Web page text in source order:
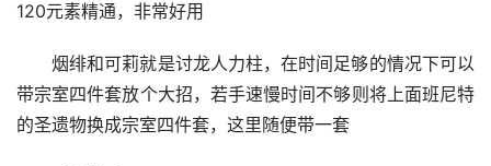
120元素精通，非常好用
烟绯和可莉就是讨龙人力柱，在时间足够的情况下可以
带宗室四件套放个大招，若手速慢时间不够则将上面班尼特
的圣遗物换成宗室四件套，这里随便带一套